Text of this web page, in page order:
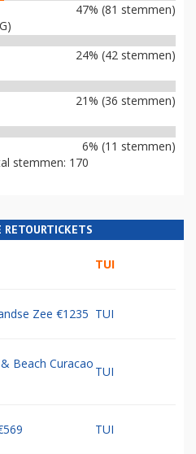
47% (81 stemmen)
24% (42 stemmen)
21% (36 stemmen)
6% (11 stemmen)
stemmen: 170
RETOURTICKETS
TUI
Zee €1235 TUI
Beach Curacao
TUI
TUI